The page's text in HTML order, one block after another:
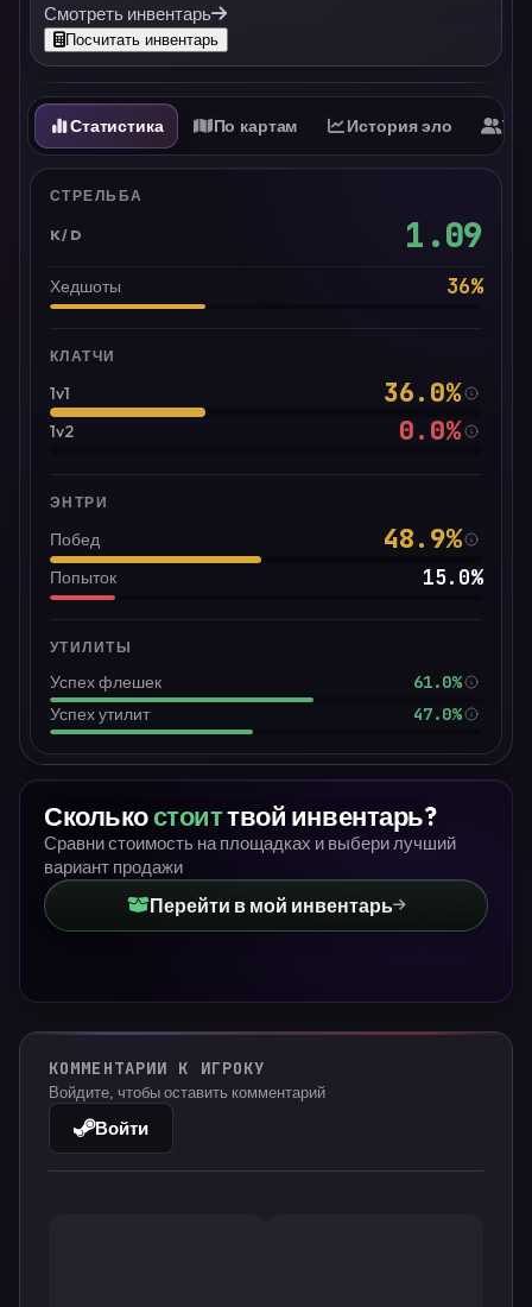
Смотреть инвентарь
Посчитать инвентарь
Статистика По картам История эло
СТРЕЛЬБА
K/D 1.09
Хедшоты 36%
КЛАТЧИ
1v1 36.0%
1v2 0.0%
ЭНТРИ
Побед 48.9%
Попыток 15.0%
УТИЛИТЫ
Успех флешек
61.0%
Успех утилит
47.0%
Сколькостоиттвой инвентарь?
Сравни стоимость на площадках и выбери лучший
вариант продажи
Перейти в мой инвентарь
КОММЕНТАРИИ К ИГРОКУ
Войдите, чтобы оставить комментарий
Войти